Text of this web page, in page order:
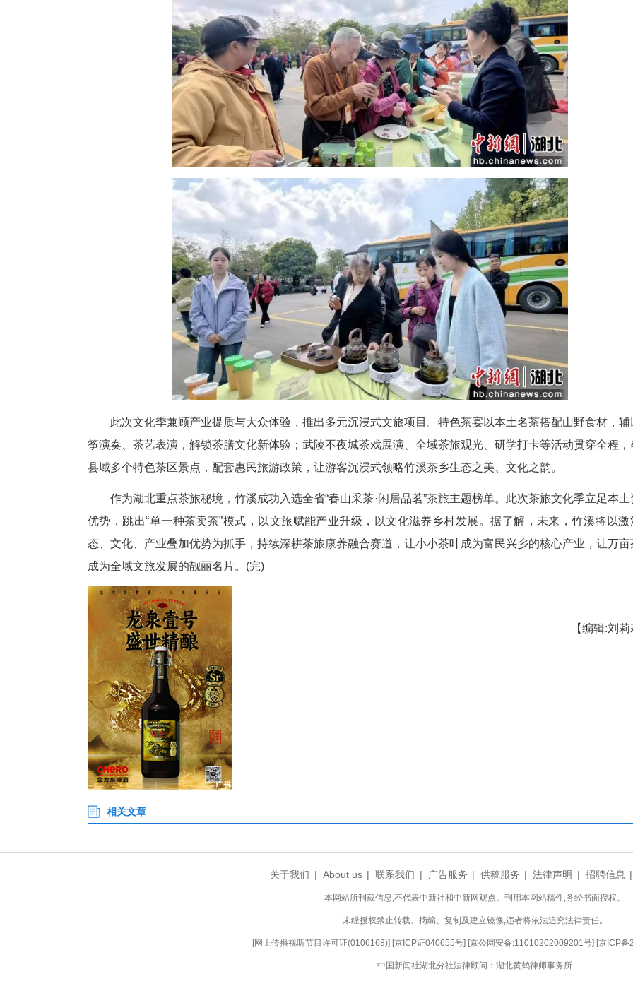
跨界联动激活全域消费活力。在鄂渝陕茶博会上，开设多类主题展区，汇聚三
品，搭配围炉煮茶、茶艺展演、手工茶点制作等沉浸式体验活动，搭建客商对接、
台。同步开启的茶王擂台赛、直播带货大赛，以专业评审甄选优质好茶，以流量赋
网红直播、达人推荐等形式，全方位打响竹溪有机茶品牌知名度。
筝演奏、茶艺表演，解锁茶膳文化新体验；武陵不夜城茶戏展演、全域茶旅观光、
县域多个特色茶区景点，配套惠民旅游政策，让游客沉浸式领略竹溪茶乡生态之美、